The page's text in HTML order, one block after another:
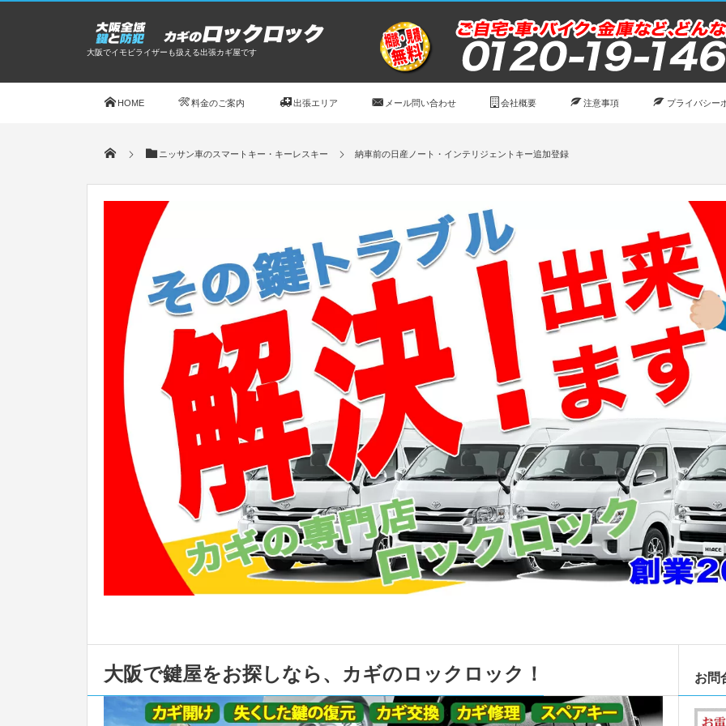
大阪でイモビライザーも扱える出張カギ屋です
HOME 料金のご案内 出張エリア メール問い合わせ 会社概要 注意事項 プライバシー
ニッサン車のスマートキー・キーレスキー 納車前の日産ノート・インテリジェントキー追加登録
大阪で鍵屋をお探しなら、カギのロックロック！ お問